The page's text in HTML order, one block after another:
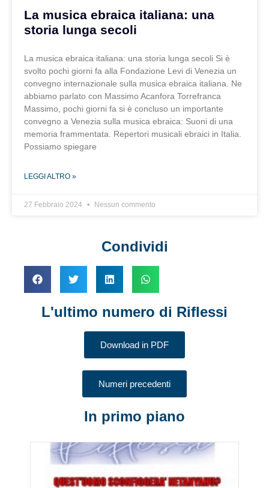
La musica ebraica italiana: una
storia lunga secoli
La musica ebraica italiana: una storia lunga secoli Si è
svolto pochi giorni fa alla Fondazione Levi di Venezia un
convegno internazionale sulla musica ebraica italiana. Ne
abbiamo parlato con Massimo Acanfora Torrefranca
Massimo, pochi giorni fa si è concluso un importante
convegno a Venezia sulla musica ebraica: Suoni di una
memoria frammentata. Repertori musicali ebraici in Italia.
Possiamo spiegare
LEGGI ALTRO »
27 Febbraio 2024 Nessun commento
Condividi
L'ultimo numero di Riflessi
Download in PDF
Numeri precedenti
In primo piano